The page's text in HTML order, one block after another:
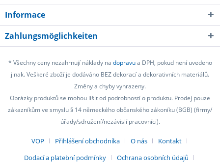
Informace
Zahlungsmöglichkeiten
* Všechny ceny nezahrnují náklady na dopravua DPH, pokud není uvedeno
jinak. Veškeré zboží je dodáváno BEZ dekorací a dekorativních materiálů.
Změny a chyby vyhrazeny.
Obrázky produktů se mohou lišit od podrobností o produktu. Prodej pouze
zákazníkům ve smyslu § 14 německého občanského zákoníku (BGB) (firmy/
úřady/sdružení/nezávislí pracovníci).
VOP Přihlášení obchodníka O nás
Kontakt
Dodací a platební podmínky
Ochrana osobních údajů